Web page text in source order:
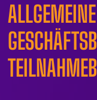
ALLGEMEINE